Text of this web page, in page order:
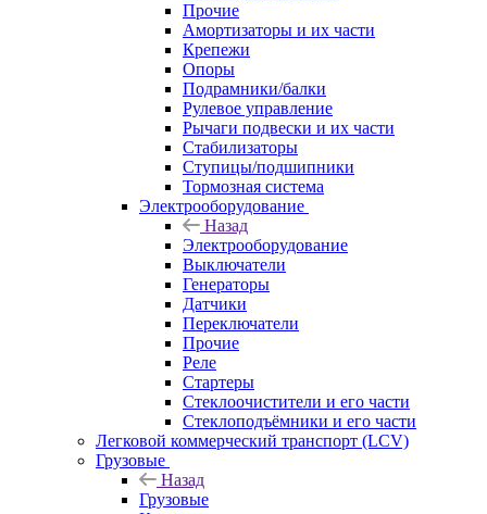
Прочие
Амортизаторы и их части
Крепежи
Опоры
Подрамники/балки
Рулевое управление
Рычаги подвески и их части
Стабилизаторы
Ступицы/подшипники
Тормозная система
Электрооборудование
Назад
Электрооборудование
Выключатели
Генераторы
Датчики
Переключатели
Прочие
Реле
Стартеры
Стеклоочистители и его части
Стеклоподъёмники и его части
Легковой коммерческий транспорт (LCV)
Грузовые
Назад
Грузовые